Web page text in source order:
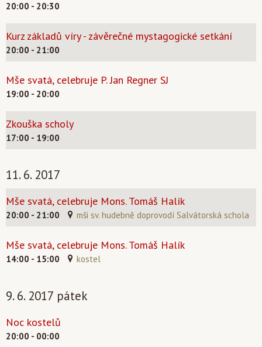
20:00 - 20:30
Kurz základů víry - závěrečné mystagogické setkání
20:00 - 21:00
Mše svatá, celebruje P. Jan Regner SJ
19:00 - 20:00
Zkouška scholy
17:00 - 19:00
11. 6. 2017
Mše svatá, celebruje Mons. Tomáš Halík
20:00 - 21:00 mši sv. hudebně doprovodí Salvátorská schola
Mše svatá, celebruje Mons. Tomáš Halík
14:00 - 15:00 kostel
9. 6. 2017 pátek
Noc kostelů
20:00 - 00:00